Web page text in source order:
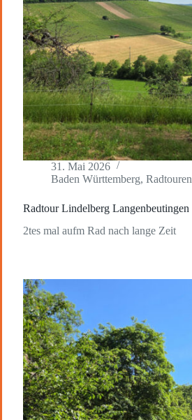
31. Mai 2026
Baden Württemberg, Radtouren
Radtour Lindelberg Langenbeutingen
2tes mal aufm Rad nach lange Zeit